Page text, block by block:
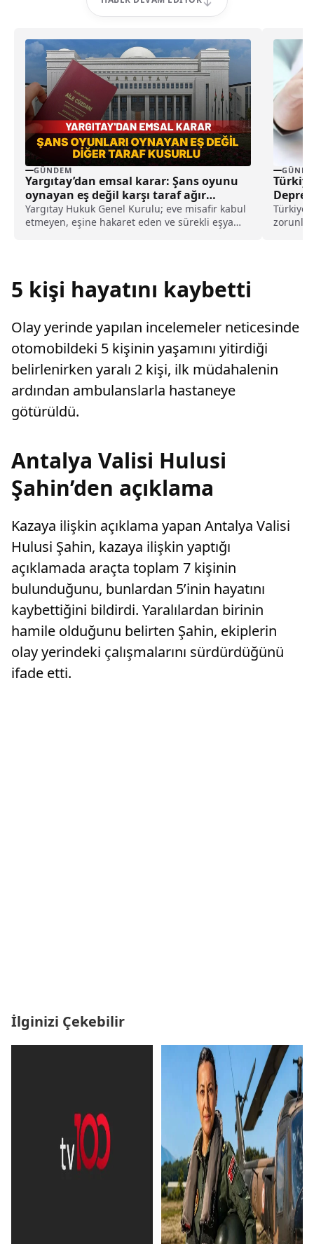
GÜNDEM
Yargıtay’dan emsal karar: Şans oyunu
oynayan eş değil karşı taraf ağır
kusurlu sayıldı
Yargıtay Hukuk Genel Kurulu; eve misafir kabul
etmeyen, eşine hakaret eden ve sürekli eşya
zorunlu
5 kişi hayatını kaybetti
Olay yerinde yapılan incelemeler neticesinde
otomobildeki 5 kişinin yaşamını yitirdiği
belirlenirken yaralı 2 kişi, ilk müdahalenin
ardından ambulanslarla hastaneye
götürüldü.
Antalya Valisi Hulusi
Şahin’den açıklama
Kazaya ilişkin açıklama yapan Antalya Valisi
Hulusi Şahin, kazaya ilişkin yaptığı
açıklamada araçta toplam 7 kişinin
bulunduğunu, bunlardan 5’inin hayatını
kaybettiğini bildirdi. Yaralılardan birinin
hamile olduğunu belirten Şahin, ekiplerin
olay yerindeki çalışmalarını sürdürdüğünü
ifade etti.
İlginizi Çekebilir